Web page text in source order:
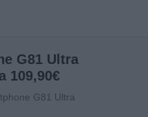
G81 Ultra
109,90€
G81 Ultra